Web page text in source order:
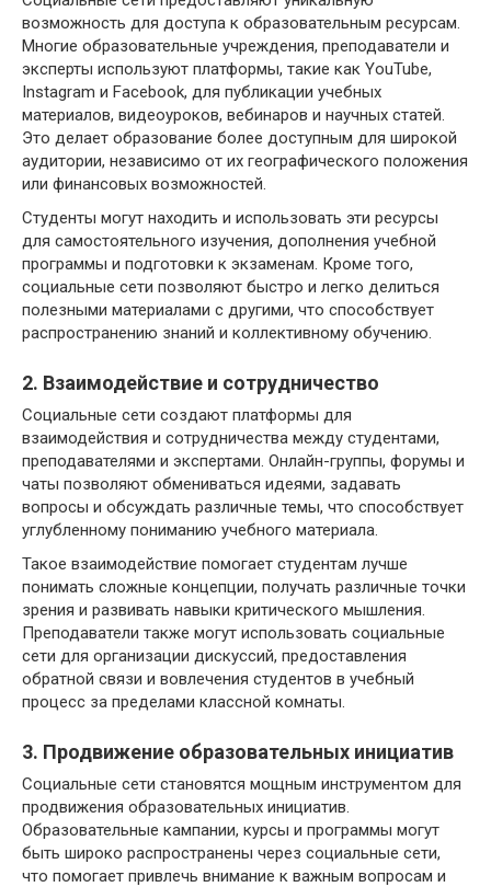
возможность для доступа к образовательным ресурсам.
Многие образовательные учреждения, преподаватели и
эксперты используют платформы, такие как YouTube,
Instagram и Facebook, для публикации учебных
материалов, видеоуроков, вебинаров и научных статей.
Это делает образование более доступным для широкой
аудитории, независимо от их географического положения
или финансовых возможностей.
Студенты могут находить и использовать эти ресурсы
для самостоятельного изучения, дополнения учебной
программы и подготовки к экзаменам. Кроме того,
социальные сети позволяют быстро и легко делиться
полезными материалами с другими, что способствует
распространению знаний и коллективному обучению.
2. Взаимодействие и сотрудничество
Социальные сети создают платформы для
взаимодействия и сотрудничества между студентами,
преподавателями и экспертами. Онлайн-группы, форумы и
чаты позволяют обмениваться идеями, задавать
вопросы и обсуждать различные темы, что способствует
углубленному пониманию учебного материала.
Такое взаимодействие помогает студентам лучше
понимать сложные концепции, получать различные точки
зрения и развивать навыки критического мышления.
Преподаватели также могут использовать социальные
сети для организации дискуссий, предоставления
обратной связи и вовлечения студентов в учебный
процесс за пределами классной комнаты.
3. Продвижение образовательных инициатив
Социальные сети становятся мощным инструментом для
продвижения образовательных инициатив.
Образовательные кампании, курсы и программы могут
быть широко распространены через социальные сети,
что помогает привлечь внимание к важным вопросам и